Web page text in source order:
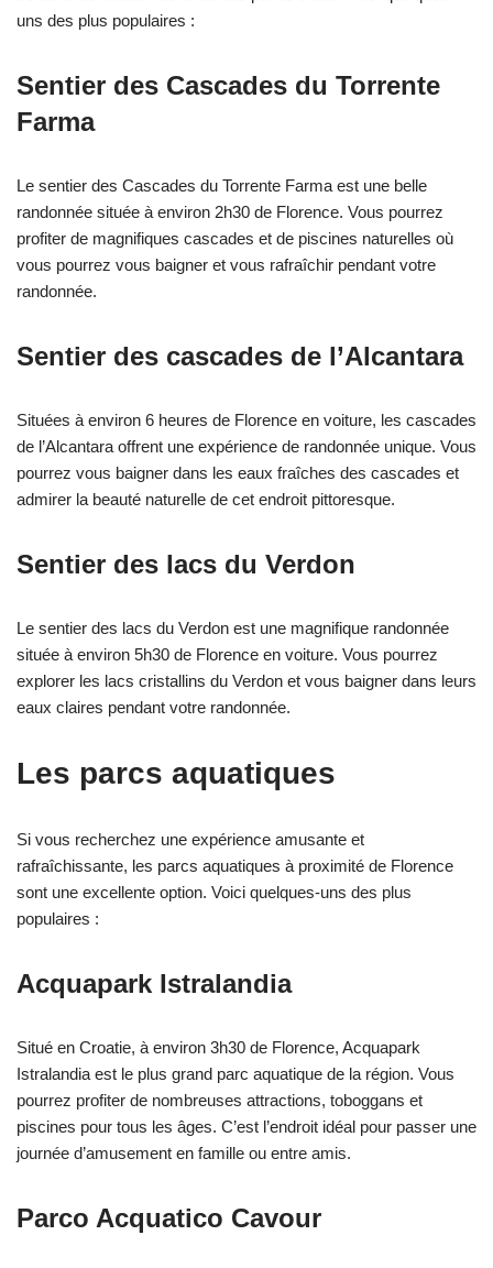
uns des plus populaires :
Sentier des Cascades du Torrente
Farma
Le sentier des Cascades du Torrente Farma est une belle
randonnée située à environ 2h30 de Florence. Vous pourrez
profiter de magnifiques cascades et de piscines naturelles où
vous pourrez vous baigner et vous rafraîchir pendant votre
randonnée.
Sentier des cascades de l’Alcantara
Situées à environ 6 heures de Florence en voiture, les cascades
de l’Alcantara offrent une expérience de randonnée unique. Vous
pourrez vous baigner dans les eaux fraîches des cascades et
admirer la beauté naturelle de cet endroit pittoresque.
Sentier des lacs du Verdon
Le sentier des lacs du Verdon est une magnifique randonnée
située à environ 5h30 de Florence en voiture. Vous pourrez
explorer les lacs cristallins du Verdon et vous baigner dans leurs
eaux claires pendant votre randonnée.
Les parcs aquatiques
Si vous recherchez une expérience amusante et
rafraîchissante, les parcs aquatiques à proximité de Florence
sont une excellente option. Voici quelques-uns des plus
populaires :
Acquapark Istralandia
Situé en Croatie, à environ 3h30 de Florence, Acquapark
Istralandia est le plus grand parc aquatique de la région. Vous
pourrez profiter de nombreuses attractions, toboggans et
piscines pour tous les âges. C’est l’endroit idéal pour passer une
journée d’amusement en famille ou entre amis.
Parco Acquatico Cavour